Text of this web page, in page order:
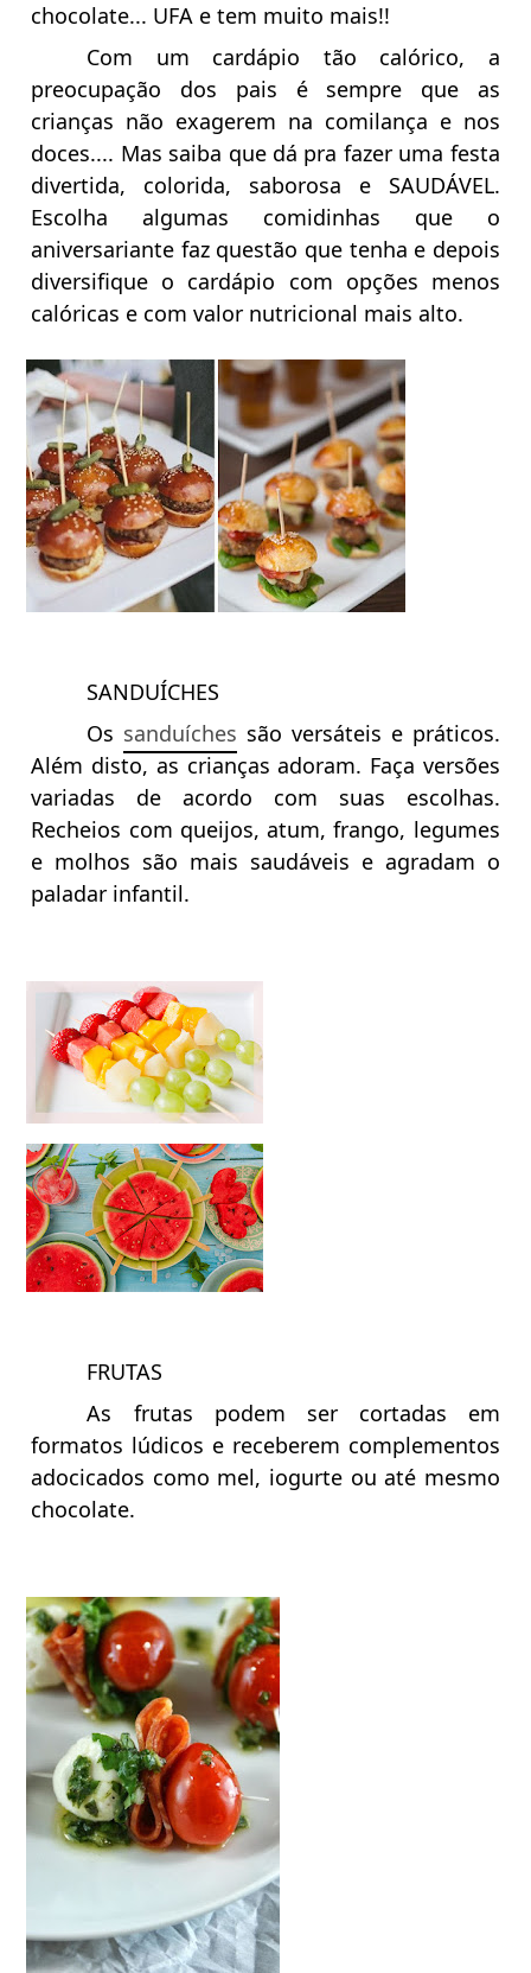
chocolate... UFA e tem muito mais!!
Com um cardápio tão calórico, a
preocupação dos pais é sempre que as
crianças não exagerem na comilança e nos
doces.... Mas saiba que dá pra fazer uma festa
divertida, colorida, saborosa e SAUDÁVEL.
Escolha algumas comidinhas que o
aniversariante faz questão que tenha e depois
diversifique o cardápio com opções menos
calóricas e com valor nutricional mais alto.
SANDUÍCHES
Os sanduíches são versáteis e práticos.
Além disto, as crianças adoram. Faça versões
variadas de acordo com suas escolhas.
Recheios com queijos, atum, frango, legumes
e molhos são mais saudáveis e agradam o
paladar infantil.
FRUTAS
As frutas podem ser cortadas em
formatos lúdicos e receberem complementos
adocicados como mel, iogurte ou até mesmo
chocolate.